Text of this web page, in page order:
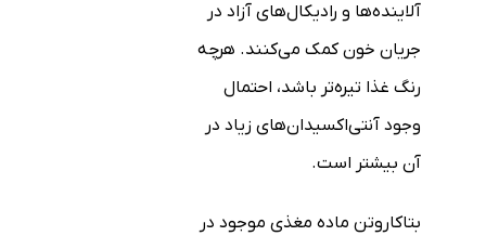
آلاینده‌ها و رادیکال‌های آزاد در
جریان خون کمک می‌کنند. هرچه
رنگ غذا تیره‌تر باشد، احتمال
وجود آنتی‌اکسیدان‌های زیاد در
آن بیشتر است.
بتاکاروتن ماده مغذی موجود در